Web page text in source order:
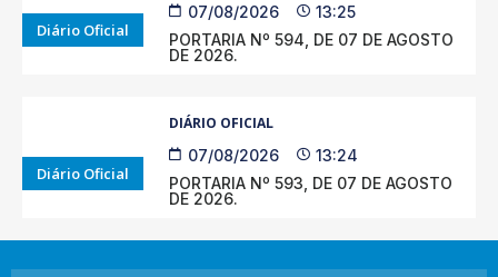
Diário Oficial
07/08/2026
13:25
PORTARIA Nº 594, DE 07 DE AGOSTO
DE 2026.
Diário Oficial
DIÁRIO OFICIAL
07/08/2026
13:24
PORTARIA Nº 593, DE 07 DE AGOSTO
DE 2026.